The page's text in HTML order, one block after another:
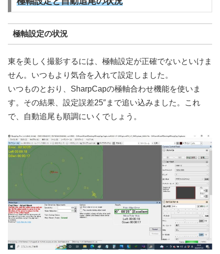
極軸設定の状況
東を美しく撮影するには、極軸設定が正確でないといけま
せん。いつもより気合を入れて設定しました。
いつものとおり、SharpCapの極軸合わせ機能を使いま
す。その結果、設定誤差25″まで追い込みました。これ
で、自動追尾も順調にいくでしょう。